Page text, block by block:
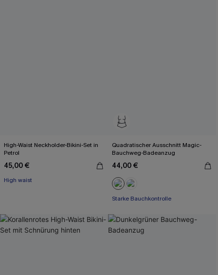
High-Waist Neckholder-Bikini-Set in
Petrol
45,00 €
High waist
Quadratischer Ausschnitt Magic-
Bauchweg-Badeanzug
44,00 €
Starke Bauchkontrolle